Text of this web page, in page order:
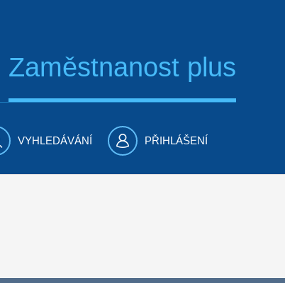
Zaměstnanost plus
VYHLEDÁVÁNÍ PŘIHLÁŠENÍ